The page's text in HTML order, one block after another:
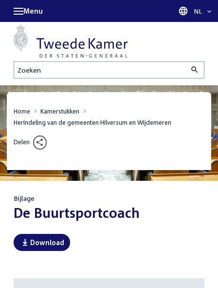
Zoeken
Menu Taal
NL
Home
Kamerstukken
Herindeling van de gemeenten Hilversum en Wijdemeren
Delen
Bijlage
:De Buurtsportcoach
Download